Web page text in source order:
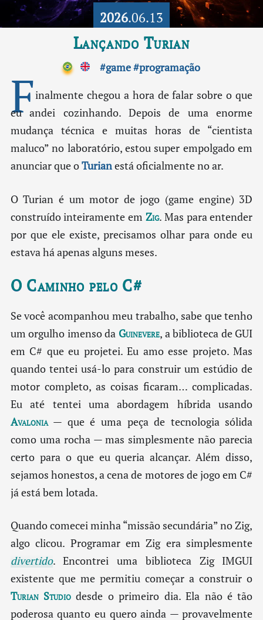
2026.06.13
Lançando Turian
#game#programação
Finalmente chegou a hora de falar sobre o que
eu andei cozinhando. Depois de uma enorme
mudança técnica e muitas horas de “cientista
maluco” no laboratório, estou super empolgado em
anunciar que oTurianestá oficialmente no ar.
O Turian é um motor de jogo (game engine) 3D
construído inteiramente em Zig. Mas para entender
por que ele existe, precisamos olhar para onde eu
estava há apenas alguns meses.
O Caminho pelo C#
Se você acompanhou meu trabalho, sabe que tenho
um orgulho imenso da Guinevere, a biblioteca de GUI
em C# que eu projetei. Eu amo esse projeto. Mas
quando tentei usá-lo para construir um estúdio de
motor completo, as coisas ficaram… complicadas.
Eu até tentei uma abordagem híbrida usando
Avalonia— que é uma peça de tecnologia sólida
como uma rocha — mas simplesmente não parecia
certo para o que eu queria alcançar. Além disso,
sejamos honestos, a cena de motores de jogo em C#
já está bem lotada.
Quando comecei minha “missão secundária” no Zig,
algo clicou. Programar em Zig era simplesmente
divertido. Encontrei uma biblioteca Zig IMGUI
existente que me permitiu começar a construir o
Turian Studio desde o primeiro dia. Ela não é tão
poderosa quanto eu quero ainda — provavelmente